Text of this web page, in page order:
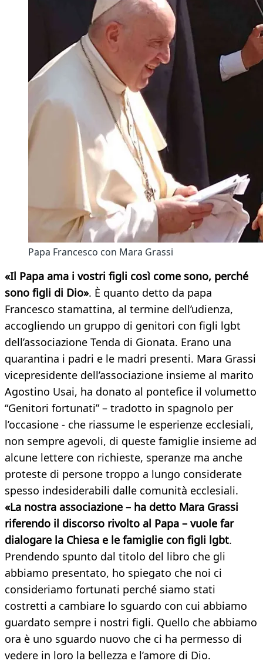
Papa Francesco con Mara Grassi
«Il Papa ama i vostri figli così come sono, perché
sono figli di Dio». È quanto detto da papa
Francesco stamattina, al termine dell’udienza,
accogliendo un gruppo di genitori con figli lgbt
dell’associazione Tenda di Gionata. Erano una
quarantina i padri e le madri presenti. Mara Grassi
vicepresidente dell’associazione insieme al marito
Agostino Usai, ha donato al pontefice il volumetto
“Genitori fortunati” – tradotto in spagnolo per
l’occasione - che riassume le esperienze ecclesiali,
non sempre agevoli, di queste famiglie insieme ad
alcune lettere con richieste, speranze ma anche
proteste di persone troppo a lungo considerate
spesso indesiderabili dalle comunità ecclesiali.
«La nostra associazione – ha detto Mara Grassi
riferendo il discorso rivolto al Papa – vuole far
dialogare la Chiesa e le famiglie con figli lgbt.
Prendendo spunto dal titolo del libro che gli
abbiamo presentato, ho spiegato che noi ci
consideriamo fortunati perché siamo stati
costretti a cambiare lo sguardo con cui abbiamo
guardato sempre i nostri figli. Quello che abbiamo
ora è uno sguardo nuovo che ci ha permesso di
vedere in loro la bellezza e l’amore di Dio.